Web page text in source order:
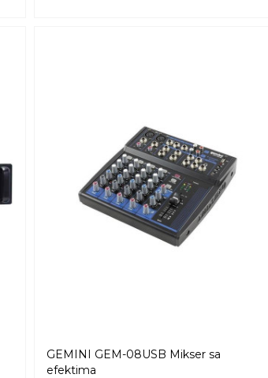
GEMINI GEM-08USB Mikser sa
efektima